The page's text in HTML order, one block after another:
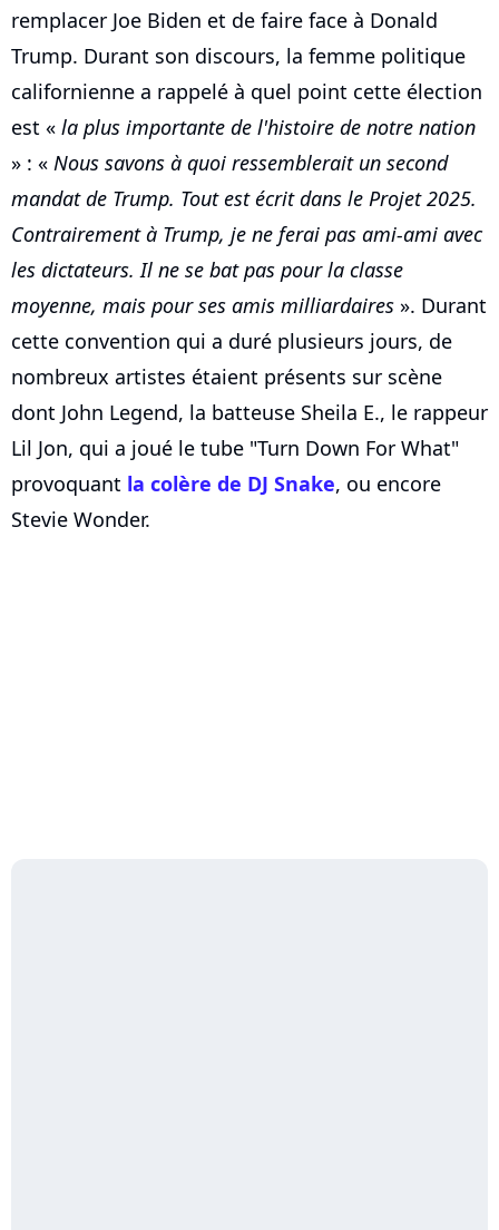
remplacer Joe Biden et de faire face à Donald
Trump. Durant son discours, la femme politique
californienne a rappelé à quel point cette élection
est « la plus importante de l'histoire de notre nation
» : « Nous savons à quoi ressemblerait un second
mandat de Trump. Tout est écrit dans le Projet 2025.
Contrairement à Trump, je ne ferai pas ami-ami avec
les dictateurs. Il ne se bat pas pour la classe
moyenne, mais pour ses amis milliardaires ». Durant
cette convention qui a duré plusieurs jours, de
nombreux artistes étaient présents sur scène
dont John Legend, la batteuse Sheila E., le rappeur
Lil Jon, qui a joué le tube "Turn Down For What"
provoquant la colère de DJ Snake, ou encore
Stevie Wonder.